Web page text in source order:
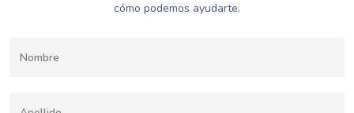
cómo podemos ayudarte.